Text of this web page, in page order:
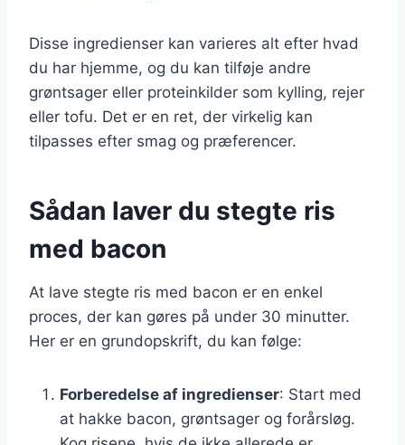
Disse ingredienser kan varieres alt efter hvad
du har hjemme, og du kan tilføje andre
grøntsager eller proteinkilder som kylling, rejer
eller tofu. Det er en ret, der virkelig kan
tilpasses efter smag og præferencer.
Sådan laver du stegte ris
med bacon
At lave stegte ris med bacon er en enkel
proces, der kan gøres på under 30 minutter.
Her er en grundopskrift, du kan følge:
Forberedelse af ingredienser: Start med
at hakke bacon, grøntsager og forårsløg.